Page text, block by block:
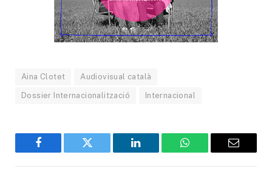
Aina Clotet Audiovisual català
Dossier Internacionalització Internacional
Facebook Twitter LinkedIn WhatsAppEmail